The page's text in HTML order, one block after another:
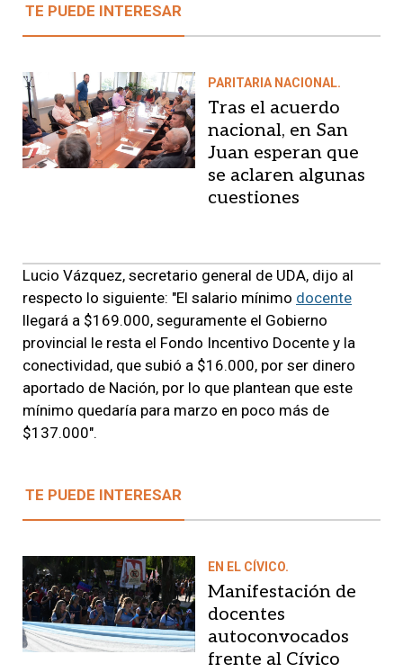
TE PUEDE INTERESAR
PARITARIA NACIONAL.
Tras el acuerdo
nacional, en San
Juan esperan que
se aclaren algunas
cuestiones
Lucio Vázquez, secretario general de UDA, dijo al
respecto lo siguiente: "El salario mínimo docente
llegará a $169.000, seguramente el Gobierno
provincial le resta el Fondo Incentivo Docente y la
conectividad, que subió a $16.000, por ser dinero
aportado de Nación, por lo que plantean que este
mínimo quedaría para marzo en poco más de
$137.000".
TE PUEDE INTERESAR
EN EL CÍVICO.
Manifestación de
docentes
autoconvocados
frente al Cívico